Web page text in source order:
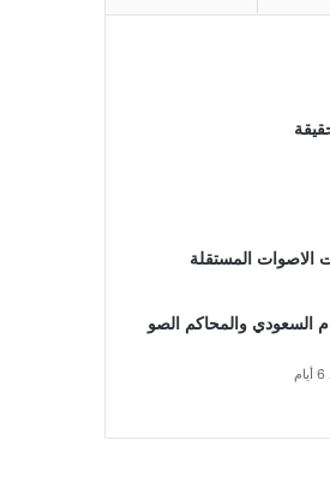
الاصوات المستقلة
السعودي والمحاكم الصو